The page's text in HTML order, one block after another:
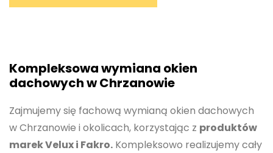
Kompleksowa wymiana okien
dachowych w Chrzanowie
Zajmujemy się fachową wymianą okien dachowych
w Chrzanowie i okolicach, korzystając z produktów
marek Velux i Fakro. Kompleksowo realizujemy cały